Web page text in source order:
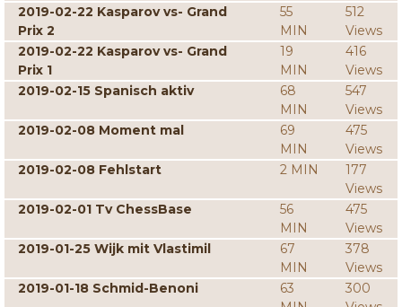
2019-02-22 Kasparov vs- Grand
Prix 2
55
MIN
512
Views
2019-02-22 Kasparov vs- Grand
Prix 1
19
MIN
416
Views
2019-02-15 Spanisch aktiv
68
MIN
547
Views
2019-02-08 Moment mal
69
MIN
475
Views
2019-02-08 Fehlstart
2 MIN
177
Views
2019-02-01 Tv ChessBase
56
MIN
475
Views
2019-01-25 Wijk mit Vlastimil
67
MIN
378
Views
2019-01-18 Schmid-Benoni
63
300